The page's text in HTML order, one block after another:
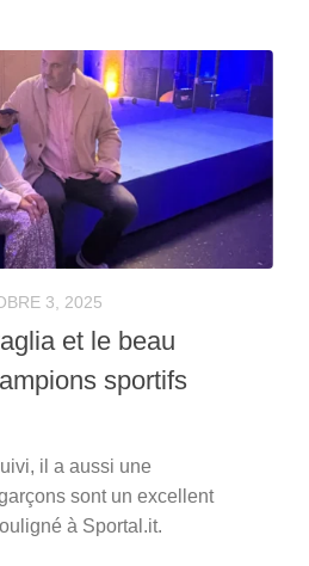
3, 2025
et le beau
sportifs
il a aussi une
sont un excellent
à Sportal.it.